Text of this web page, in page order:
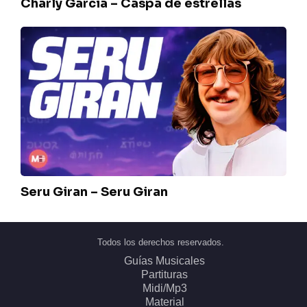
Charly Garcia – Caspa de estrellas
Seru
Giran
–
Seru
Giran
Seru Giran – Seru Giran
Todos los derechos reservados.
Guías Musicales
Partituras
Midi/Mp3
Material